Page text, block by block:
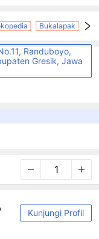
Bukalapak
Randuboyo,
Gresik, Jawa
Kunjungi Profil